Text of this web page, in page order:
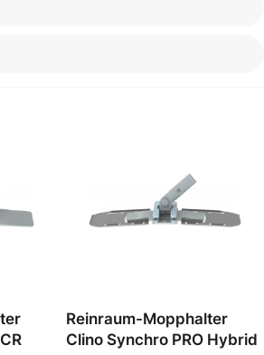
Reinraum-Mopphalter
Clino Synchro PRO Hybrid